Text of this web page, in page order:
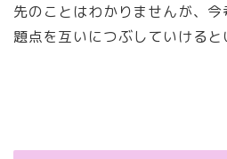
先のことはわかりませんが、
題点を互いにつぶしていけると